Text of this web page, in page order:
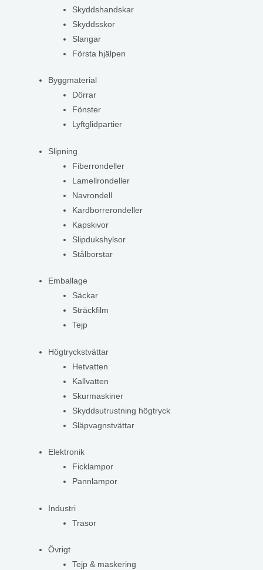
Skyddshandskar
Skyddsskor
Slangar
Första hjälpen
Byggmaterial
Dörrar
Fönster
Lyftglidpartier
Slipning
Fiberrondeller
Lamellrondeller
Navrondell
Kardborrerondeller
Kapskivor
Slipdukshylsor
Stålborstar
Emballage
Säckar
Sträckfilm
Tejp
Högtryckstvättar
Hetvatten
Kallvatten
Skurmaskiner
Skyddsutrustning högtryck
Släpvagnstvättar
Elektronik
Ficklampor
Pannlampor
Industri
Trasor
Övrigt
Tejp & maskering